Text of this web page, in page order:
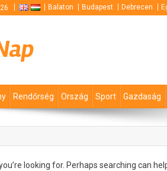
Balaton Budapest Debrecen
Rendőrség Ország Sport Gazdaság
looking for. Perhaps searching can